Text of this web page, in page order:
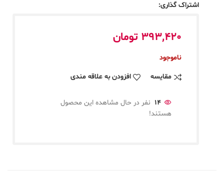
اشتراک گذاری:
393,420 تومان
ناموجود
مقایسه افزودن به علاقه مندی
14 نفر در حال مشاهده این محصول
هستند!